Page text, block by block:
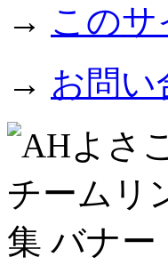
→ このサ
→ お問い